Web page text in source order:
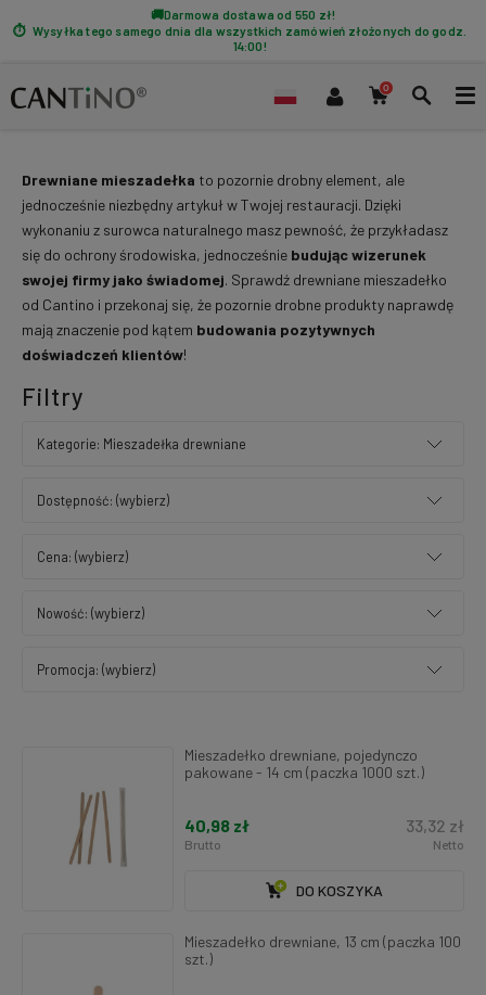
Drewniane mieszadełka to pozornie drobny element, ale
jednocześnie niezbędny artykuł w Twojej restauracji. Dzięki
wykonaniu z surowca naturalnego masz pewność, że przykładasz
się do ochrony środowiska, jednocześnie budując wizerunek
swojej firmy jako świadomej. Sprawdź drewniane mieszadełko
od Cantino i przekonaj się, że pozornie drobne produkty naprawdę
mają znaczenie pod kątem budowania pozytywnych
doświadczeń klientów!
Filtry
Kategorie: Mieszadełka drewniane
Dostępność: (wybierz)
Cena: (wybierz)
Nowość: (wybierz)
Promocja: (wybierz)
Darmowa dostawa od 550 zł!
Wysyłka tego samego dnia dla wszystkich zamówień złożonych do godz.
14:00!
Mieszadełko drewniane, pojedynczo
pakowane - 14 cm (paczka 1000 szt.)
40,98 zł
Brutto
33,32 zł
Netto
DO KOSZYKA
Mieszadełko drewniane, 13 cm (paczka 100
szt.)